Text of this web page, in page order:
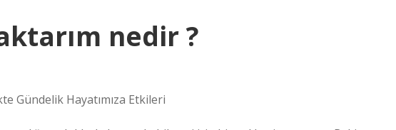
nedir ?
Gündelik Hayatımıza Etkileri